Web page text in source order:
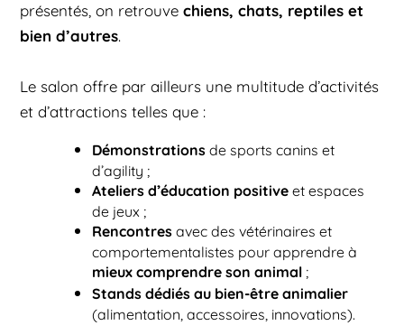
présentés, on retrouvechiens, chats, reptiles et
bien d’autres.
Le salon offre par ailleurs une multitude d’activités
et d’attractions telles que :
Démonstrationsde sports canins et
d’agility ;
Ateliers d’éducation positiveet espaces
de jeux ;
Rencontresavec des vétérinaires et
comportementalistes pour apprendre à
mieux comprendre son animal ;
Stands dédiés au bien-être animalier
(alimentation, accessoires, innovations).